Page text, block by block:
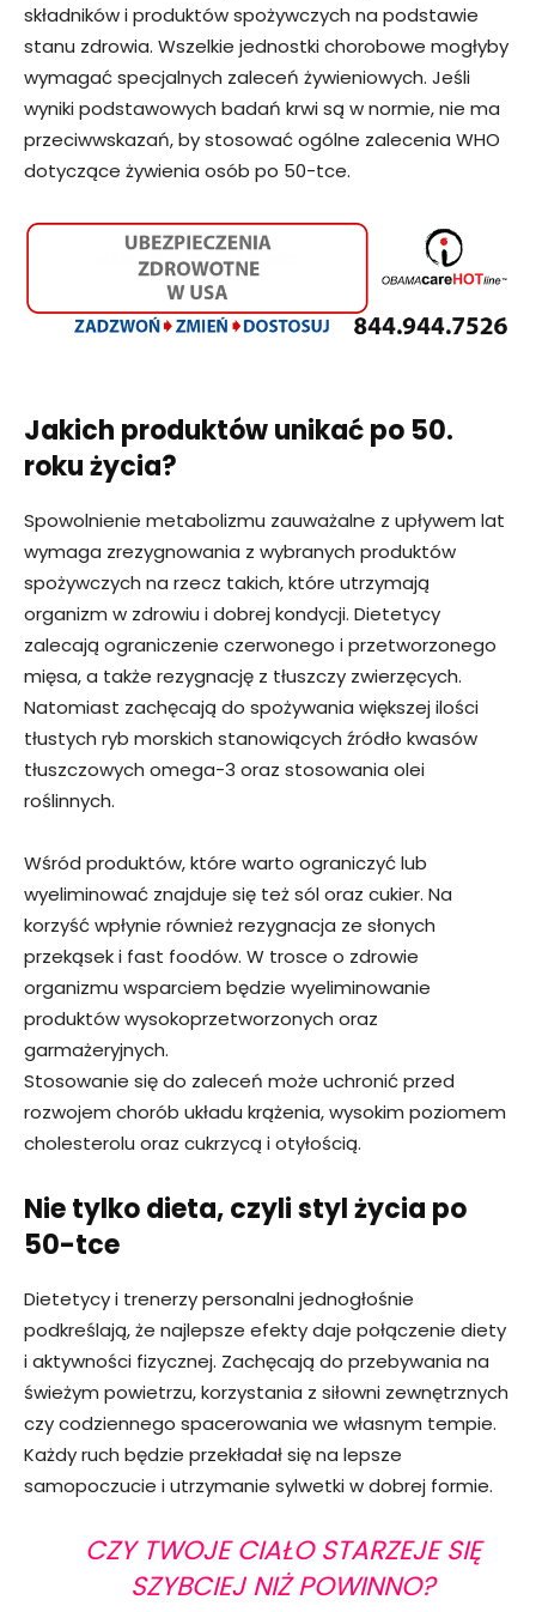
składników i produktów spożywczych na podstawie
stanu zdrowia. Wszelkie jednostki chorobowe mogłyby
wymagać specjalnych zaleceń żywieniowych. Jeśli
wyniki podstawowych badań krwi są w normie, nie ma
przeciwwskazań, by stosować ogólne zalecenia WHO
dotyczące żywienia osób po 50-tce.
Jakich produktów unikać po 50.
roku życia?
Spowolnienie metabolizmu zauważalne z upływem lat
wymaga zrezygnowania z wybranych produktów
spożywczych na rzecz takich, które utrzymają
organizm w zdrowiu i dobrej kondycji. Dietetycy
zalecają ograniczenie czerwonego i przetworzonego
mięsa, a także rezygnację z tłuszczy zwierzęcych.
Natomiast zachęcają do spożywania większej ilości
tłustych ryb morskich stanowiących źródło kwasów
tłuszczowych omega-3 oraz stosowania olei
roślinnych.
Wśród produktów, które warto ograniczyć lub
wyeliminować znajduje się też sól oraz cukier. Na
korzyść wpłynie również rezygnacja ze słonych
przekąsek i fast foodów. W trosce o zdrowie
organizmu wsparciem będzie wyeliminowanie
produktów wysokoprzetworzonych oraz
garmażeryjnych.
Stosowanie się do zaleceń może uchronić przed
rozwojem chorób układu krążenia, wysokim poziomem
cholesterolu oraz cukrzycą i otyłością.
Nie tylko dieta, czyli styl życia po
50-tce
Dietetycy i trenerzy personalni jednogłośnie
podkreślają, że najlepsze efekty daje połączenie diety
i aktywności fizycznej. Zachęcają do przebywania na
świeżym powietrzu, korzystania z siłowni zewnętrznych
czy codziennego spacerowania we własnym tempie.
Każdy ruch będzie przekładał się na lepsze
samopoczucie i utrzymanie sylwetki w dobrej formie.
CZY TWOJE CIAŁO STARZEJE SIĘ
SZYBCIEJ NIŻ POWINNO?